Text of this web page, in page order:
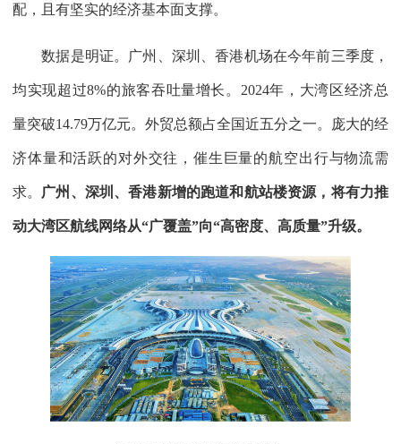
配，且有坚实的经济基本面支撑。
数据是明证。广州、深圳、香港机场在今年前三季度，
均实现超过8%的旅客吞吐量增长。2024年，大湾区经济总
量突破14.79万亿元。外贸总额占全国近五分之一。庞大的经
济体量和活跃的对外交往，催生巨量的航空出行与物流需
求。 广州、深圳、香港新增的跑道和航站楼资源，将有力推
动大湾区航线网络从“广覆盖”向“高密度、高质量”升级。